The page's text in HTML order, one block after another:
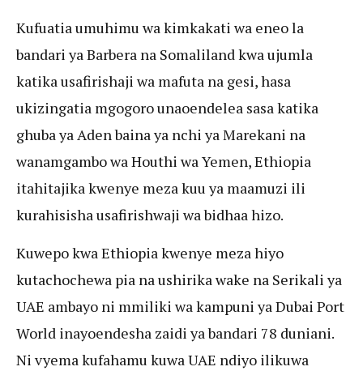
Kufuatia umuhimu wa kimkakati wa eneo la
bandari ya Barbera na Somaliland kwa ujumla
katika usafirishaji wa mafuta na gesi, hasa
ukizingatia mgogoro unaoendelea sasa katika
ghuba ya Aden baina ya nchi ya Marekani na
wanamgambo wa Houthi wa Yemen, Ethiopia
itahitajika kwenye meza kuu ya maamuzi ili
kurahisisha usafirishwaji wa bidhaa hizo.
Kuwepo kwa Ethiopia kwenye meza hiyo
kutachochewa pia na ushirika wake na Serikali ya
UAE ambayo ni mmiliki wa kampuni ya Dubai Port
World inayoendesha zaidi ya bandari 78 duniani.
Ni vyema kufahamu kuwa UAE ndiyo ilikuwa